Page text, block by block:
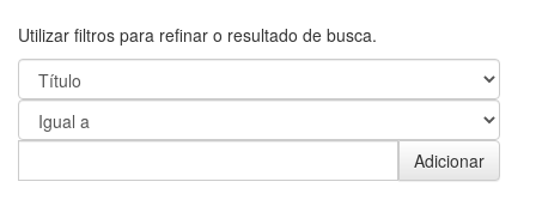
Utilizar filtros para refinar o resultado de busca.